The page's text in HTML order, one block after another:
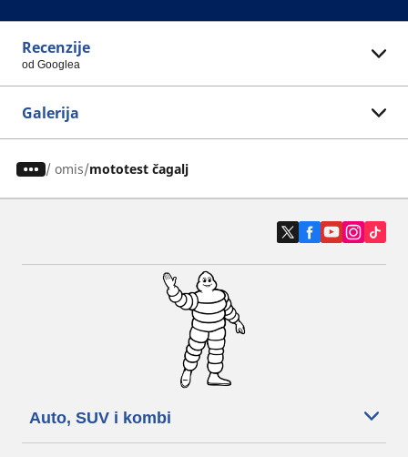
Recenzije
od Googlea
Galerija
/ omis mototest čagalj
Auto, SUV i kombi